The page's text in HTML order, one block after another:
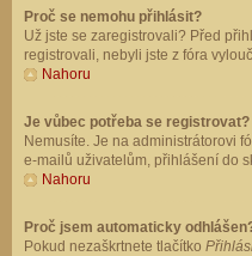
Proč se nemohu přihlásit?
Už jste se zaregistrovali? Před
registrovali, nebyli jste z fóra
Nahoru
Je vůbec potřeba se registrovat?
Nemusíte. Je na administrátorovi
e-mailů uživatelům, přihlášení do
Nahoru
Proč jsem automaticky
Pokud nezaškrtnete tlačítko